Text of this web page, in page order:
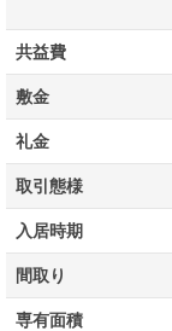
共益費
敷金
礼金
取引態様
入居時期
間取り
専有面積